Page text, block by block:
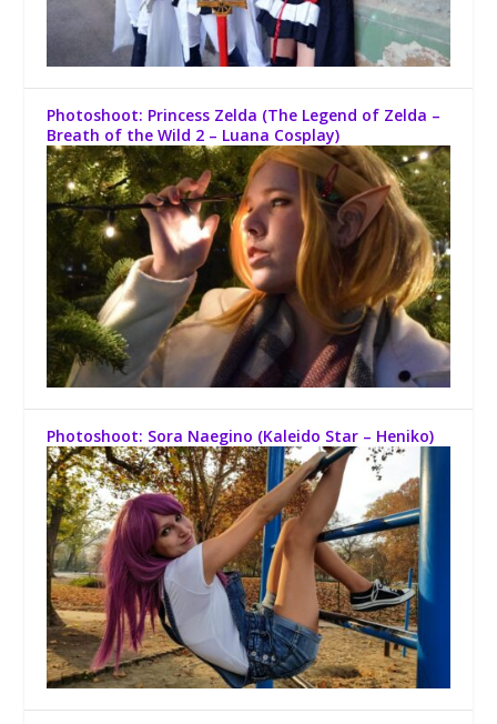
Photoshoot: Princess Zelda (The Legend of Zelda –
Breath of the Wild 2 – Luana Cosplay)
Photoshoot: Sora Naegino (Kaleido Star – Heniko)